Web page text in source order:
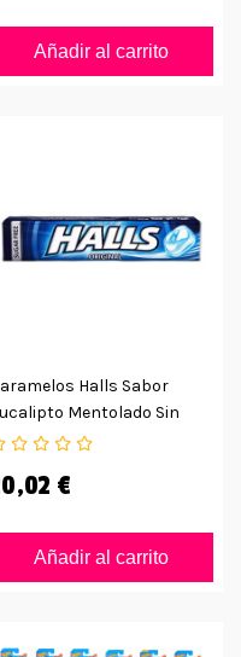
Añadir al carrito
Halls Sabor
Mentolado Sin
€
Añadir al carrito